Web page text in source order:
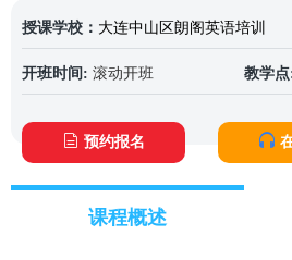
授课学校： 大连中山区朗阁英语培训
开班时间: 滚动开班 教学
预约报名
课程概述